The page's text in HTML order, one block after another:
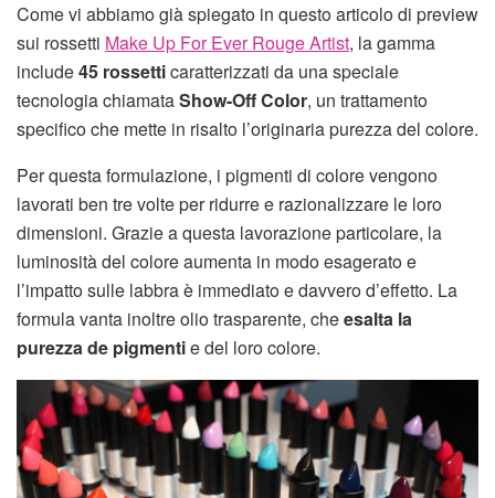
Come vi abbiamo già spiegato in questo articolo di preview
sui rossetti Make Up For Ever Rouge Artist, la gamma
include45 rossetticaratterizzati da una speciale
tecnologia chiamataShow-Off Color, un trattamento
specifico che mette in risalto l’originaria purezza del colore.
Per questa formulazione, i pigmenti di colore vengono
lavorati ben tre volte per ridurre e razionalizzare le loro
dimensioni. Grazie a questa lavorazione particolare, la
luminosità del colore aumenta in modo esagerato e
l’impatto sulle labbra è immediato e davvero d’effetto. La
formula vanta inoltre olio trasparente, cheesalta la
purezza de pigmentie del loro colore.